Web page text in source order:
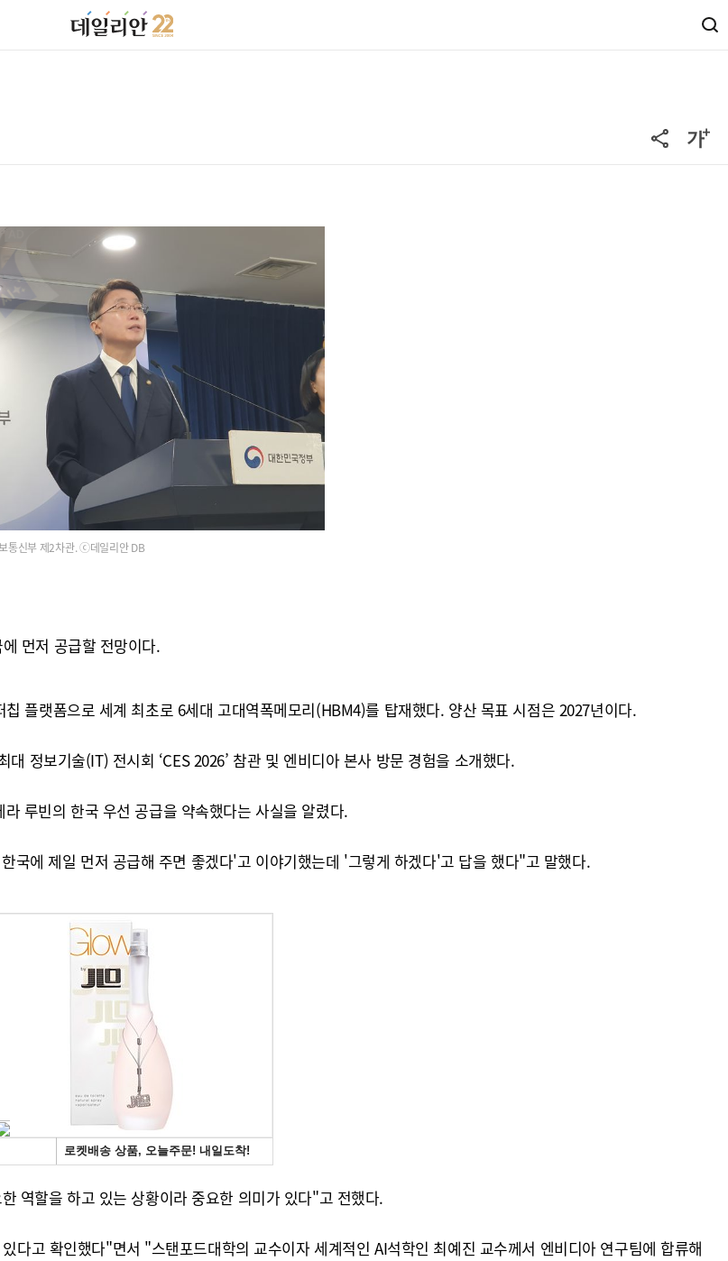
통신부 제2차관. ⓒ데일리안 DB
먼저 공급할 전망이다.
플랫폼으로 세계 최초로 6세대 고대역폭메모리(HBM4)를 탑재했다. 양산 목표 시점은 2027년이다.
정보기술(IT) 전시회 ‘CES 2026’ 참관 및 엔비디아 본사 방문 경험을 소개했다.
루빈의 한국 우선 공급을 약속했다는 사실을 알렸다.
국에 제일 먼저 공급해 주면 좋겠다'고 이야기했는데 '그렇게 하겠다'고 답을 했다"고 말했다.
역할을 하고 있는 상황이라 중요한 의미가 있다"고 전했다.
다고 확인했다"면서 "스탠포드대학의 교수이자 세계적인 AI석학인 최예진 교수께서 엔비디아 연구팀에 합류해